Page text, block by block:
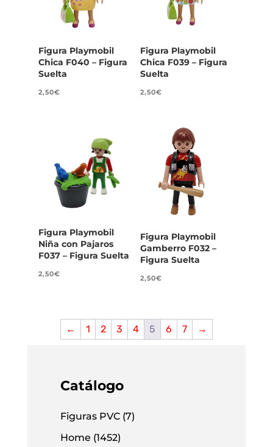
Catálogo
Figuras PVC (7)
Home (1452)
Figura Playmobil
Chica F040 – Figura
Suelta
2,50€
Figura Playmobil
Chica F039 – Figura
Suelta
2,50€
Figura Playmobil
Niña con Pajaros
F037 – Figura Suelta
2,50€
Figura Playmobil
Gamberro F032 –
Figura Suelta
2,50€
← 1 2 3 4 5 6 7 →